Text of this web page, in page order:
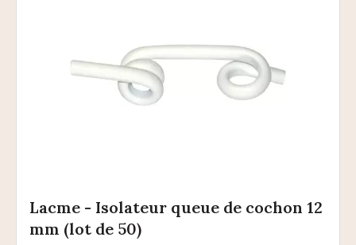
Lacme - Isolateur queue de cochon 12
mm (lot de 50)